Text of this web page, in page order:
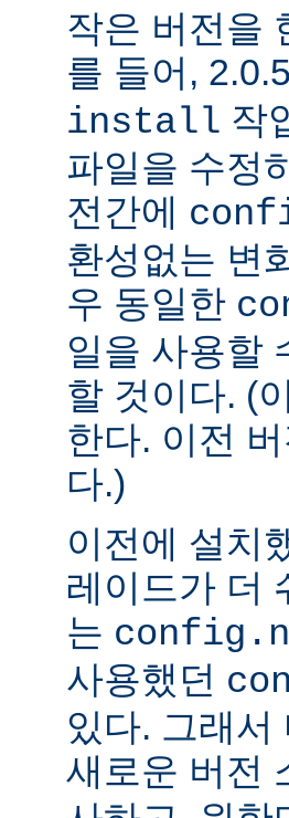
작은 버전을
를 들어,
install 작
파일을 수정
전간에
환성없는 변
우 동일한
일을 사용할
할 것이다. (
한다. 이전
다.)
이전에 설치
레이드가 더
는
사용했던
있다. 그래서
새로운 버전